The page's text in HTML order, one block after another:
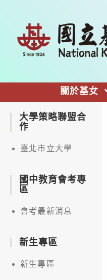
關於基女
大學策略聯盟合
作
臺北市立大學
國中教育會考專
區
會考最新消息
新生專區
新生專區